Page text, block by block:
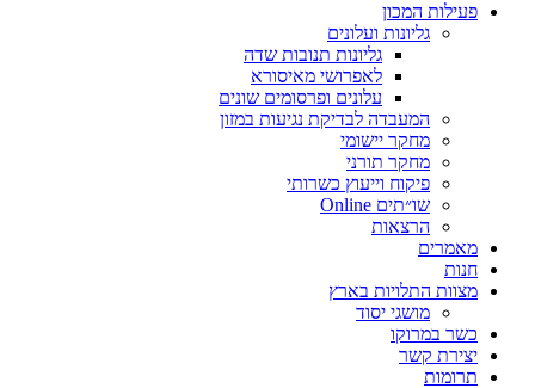
פעילות המכון
גליונות ועלונים
גליונות תנובות שדה
לאפרושי מאיסורא
עלונים ופרסומים שונים
המעבדה לבדיקת נגיעות במזון
מחקר יישומי
מחקר תורני
פיקוח וייעוץ כשרותי
שו״תים Online
הרצאות
מאמרים
חנות
מצוות התלויות בארץ
מושגי יסוד
כשר במרוקו
יצירת קשר
תרומות